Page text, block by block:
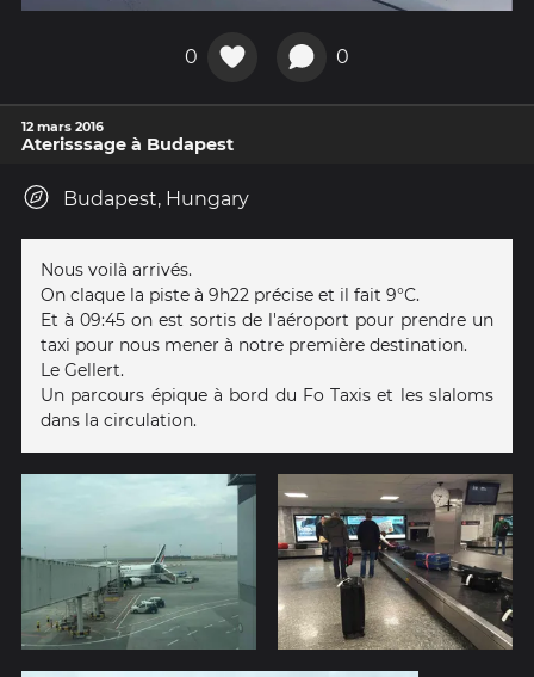
0 0
12 mars 2016
Aterisssage à Budapest
Budapest, Hungary
Nous voilà arrivés.
On claque la piste à 9h22 précise et il fait 9°C.
Et à 09:45 on est sortis de l'aéroport pour prendre un
taxi pour nous mener à notre première destination.
Le Gellert.
Un parcours épique à bord du Fo Taxis et les slaloms
dans la circulation.